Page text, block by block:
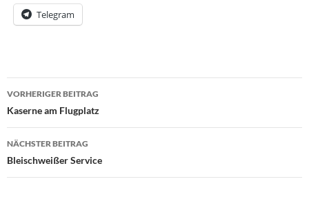
Telegram
Beitrags-
Navigation
VORHERIGER BEITRAG
Kaserne am Flugplatz
NÄCHSTER BEITRAG
Bleischweißer Service